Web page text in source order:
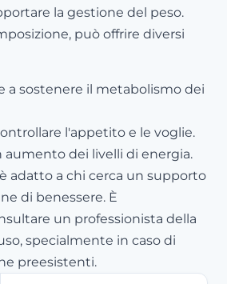
la gestione del peso.
può offrire diversi
a sostenere il metabolismo dei
l'appetito e le voglie.
aumento dei livelli di energia.
adatto a chi cerca un supporto
di benessere. È
un professionista della
specialmente in caso di
preesistenti.